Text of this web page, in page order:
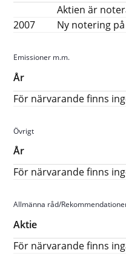
Aktien är
2007
Ny notering
Emissioner m.m.
År
För närvarande finns
Övrigt
År
För närvarande finns
Allmänna råd/
Aktie
För närvarande finns